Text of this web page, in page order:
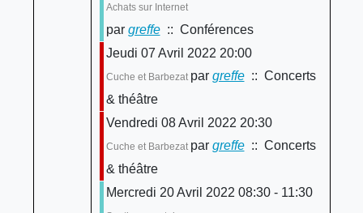
Achats sur Internet
par greffe:: Conférences
Jeudi 07 Avril 2022 20:00
Cuche et Barbezat par greffe:: Concerts
& théâtre
Vendredi 08 Avril 2022 20:30
Cuche et Barbezat par greffe:: Concerts
& théâtre
Mercredi 20 Avril 2022 08:30 - 11:30